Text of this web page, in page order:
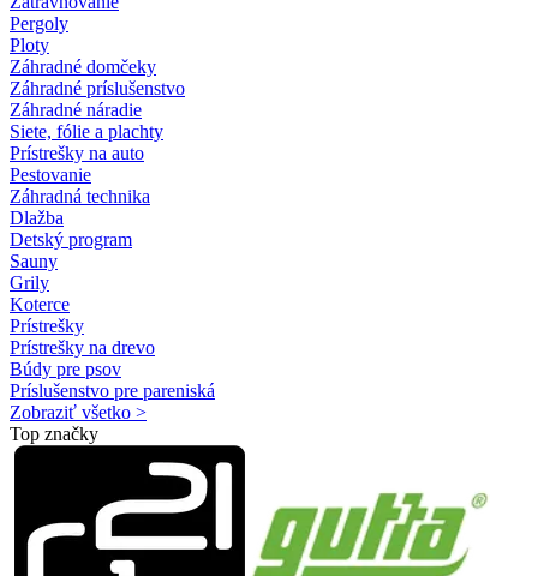
Pergoly
Ploty
Záhradné domčeky
Záhradné príslušenstvo
Záhradné náradie
Siete, fólie a plachty
Prístrešky na auto
Pestovanie
Záhradná technika
Dlažba
Detský program
Sauny
Grily
Koterce
Prístrešky
Prístrešky na drevo
Búdy pre psov
Príslušenstvo pre pareniská
Zobraziť všetko >
Top značky